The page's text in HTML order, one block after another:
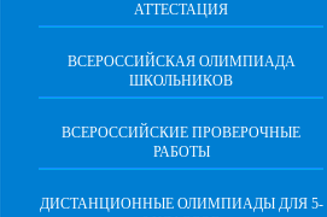
АТТЕСТАЦИЯ
ВСЕРОССИЙСКАЯ ОЛИМПИАДА
ШКОЛЬНИКОВ
ВСЕРОССИЙСКИЕ ПРОВЕРОЧНЫЕ
РАБОТЫ
ДИСТАНЦИОННЫЕ ОЛИМПИАДЫ ДЛЯ 5-